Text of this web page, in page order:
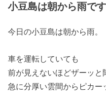
小豆島は朝から雨です
今日の小豆島は朝から雨。
車を運転していても
前が見えないほどザーッと
急に分厚い雲間からピカー